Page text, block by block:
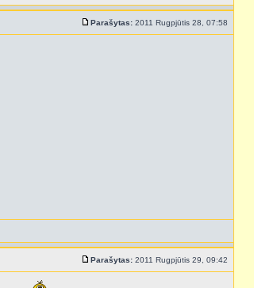
Parašytas: 2011 Rugpjūtis 28, 07:58
Parašytas: 2011 Rugpjūtis 29, 09:42